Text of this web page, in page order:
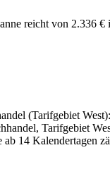
reicht von 2.336 €
(Tarifgebiet
Tarifgebiet
14 Kalendertagen